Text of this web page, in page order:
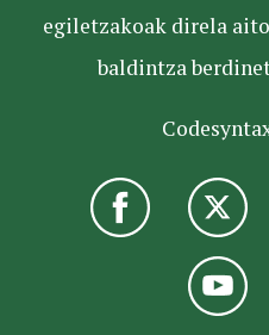
egiletzakoak direla
baldintza